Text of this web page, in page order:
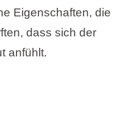
Eigenschaften, die
dass sich der
anfühlt.